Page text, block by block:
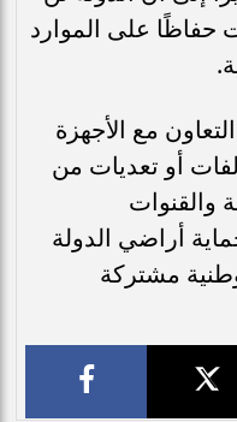
حفاظًا على الموارد
مع الأجهزة
أو تعديات من
والقنوات
أراضي الدولة
مشتركة